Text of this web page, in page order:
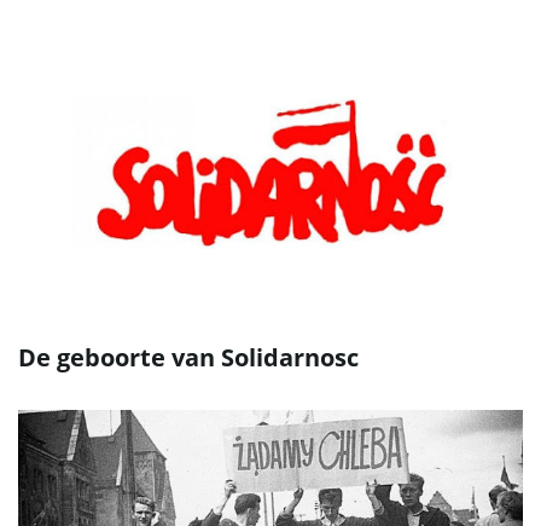
De geboorte van Solidarnosc